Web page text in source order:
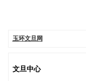
玉环文旦网
文旦中心